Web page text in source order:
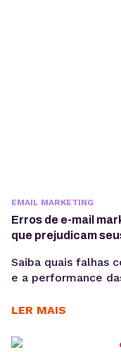
EMAIL MARKETING
Erros de e-mail
que prejudicam
Saiba quais falhas
e a performance
técnica e orientada
digital. Ainda
LER MAIS